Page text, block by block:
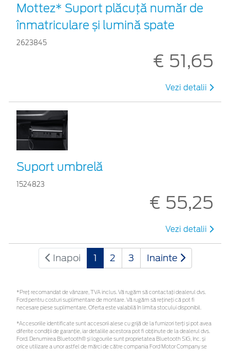
Mottez* Suport plăcuță număr de
înmatriculare și lumină spate
2623845
€ 51,65
Vezi detalii
Suport umbrelă
1524823
€ 55,25
Vezi detalii
Inapoi 1 2 3 Inainte
*Preţ recomandat de vânzare, TVA inclus. Vă rugăm să contactaţi dealerul dvs.
Ford pentru costuri suplimentare de montare. Vă rugăm să rețineți că pot fi
necesare piese suplimentare. Oferta este valabilă în limita stocului disponibil.
*Accesoriile identificate sunt accesorii alese cu grijă de la furnizori terți și pot avea
diferite condiții de garanție, iar detaliile acestora pot fi obținute de la dealerul dvs.
Ford. Denumirea Bluetooth® și logourile sunt proprietatea Bluetooth SIG, Inc. și
orice utilizare a unor astfel de mărci de către compania Ford Motor Company se